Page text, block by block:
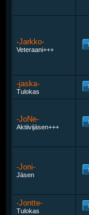
-Jarkko-
Veteraani+++
-jaska-
Tulokas
-JoNe-
Aktiivijäsen+++
-Joni-
Jäsen
-Jontte-
Tulokas